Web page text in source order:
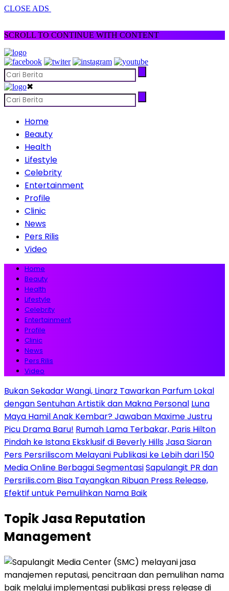
CLOSE ADS
SCROLL TO CONTINUE WITH CONTENT
✖
Home
Beauty
Health
Lifestyle
Celebrity
Entertainment
Profile
Clinic
News
Pers Rilis
Video
Home
Beauty
Health
Lifestyle
Celebrity
Entertainment
Profile
Clinic
News
Pers Rilis
Video
Bukan Sekadar Wangi, Linarz Tawarkan Parfum Lokal
dengan Sentuhan Artistik dan Makna Personal Luna
Maya Hamil Anak Kembar? Jawaban Maxime Justru
Picu Drama Baru! Rumah Lama Terbakar, Paris Hilton
Pindah ke Istana Eksklusif di Beverly HillsJasa Siaran
Pers Persriliscom Melayani Publikasi ke Lebih dari 150
Media Online Berbagai SegmentasiSapulangit PR dan
Persrilis.com Bisa Tayangkan Ribuan Press Release,
Efektif untuk Pemulihkan Nama Baik
TopikJasa Reputation
Management